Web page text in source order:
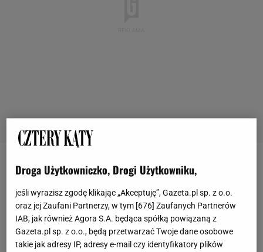
CERAMIKA ŁAZIENKOWA
Umywalka z kamienia nie musi być droga. Ten
designerski i elegancki model to cenowa
perełka
BATERIE ŁAZIENKOWE CERAMIKA ŁAZIENKOWA EDINOS
UMYWALKA
Droga Użytkowniczko, Drogi Użytkowniku,
jeśli wyrazisz zgodę klikając „Akceptuję”, Gazeta.pl sp. z o.o.
oraz jej Zaufani Partnerzy, w tym [676] Zaufanych Partnerów
IAB, jak również Agora S.A. będąca spółką powiązaną z
Gazeta.pl sp. z o.o., będą przetwarzać Twoje dane osobowe
takie jak adresy IP, adresy e-mail czy identyfikatory plików